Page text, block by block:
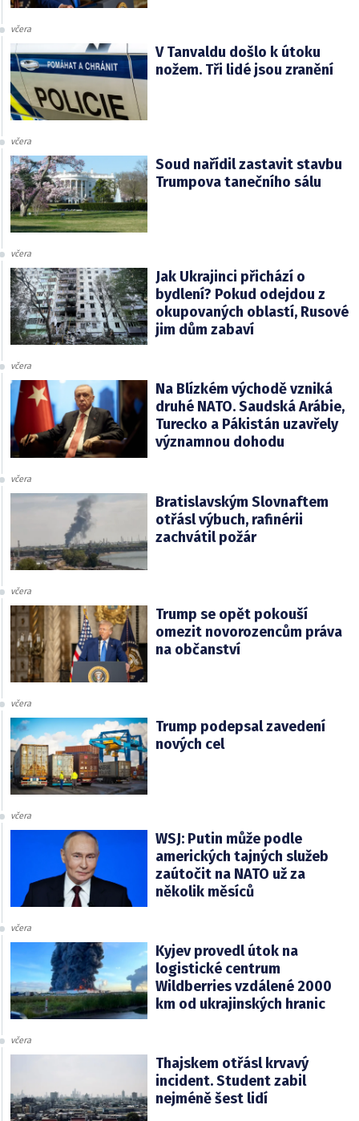
včera
V Tanvaldu došlo k útoku
nožem. Tři lidé jsou zranění
včera
Soud nařídil zastavit stavbu
Trumpova tanečního sálu
včera
Jak Ukrajinci přichází o
bydlení? Pokud odejdou z
okupovaných oblastí, Rusové
jim dům zabaví
včera
Na Blízkém východě vzniká
druhé NATO. Saudská Arábie,
Turecko a Pákistán uzavřely
významnou dohodu
včera
Bratislavským Slovnaftem
otřásl výbuch, rafinérii
zachvátil požár
včera
Trump se opět pokouší
omezit novorozencům práva
na občanství
včera
Trump podepsal zavedení
nových cel
včera
WSJ: Putin může podle
amerických tajných služeb
zaútočit na NATO už za
několik měsíců
včera
Kyjev provedl útok na
logistické centrum
Wildberries vzdálené 2000
km od ukrajinských hranic
včera
Thajskem otřásl krvavý
incident. Student zabil
nejméně šest lidí